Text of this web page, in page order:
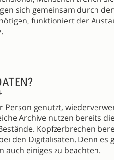
sich gemeinsam durch
funktioniert der
Person genutzt,
Archive nutzen bereits
Kopfzerbrechen
den Digitalisaten. Denn es
auch einiges zu beachten.